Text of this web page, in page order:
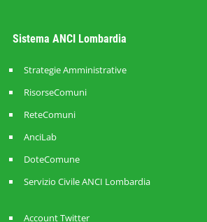
Sistema ANCI Lombardia
Strategie Amministrative
RisorseComuni
ReteComuni
AnciLab
DoteComune
Servizio Civile ANCI Lombardia
Account Twitter